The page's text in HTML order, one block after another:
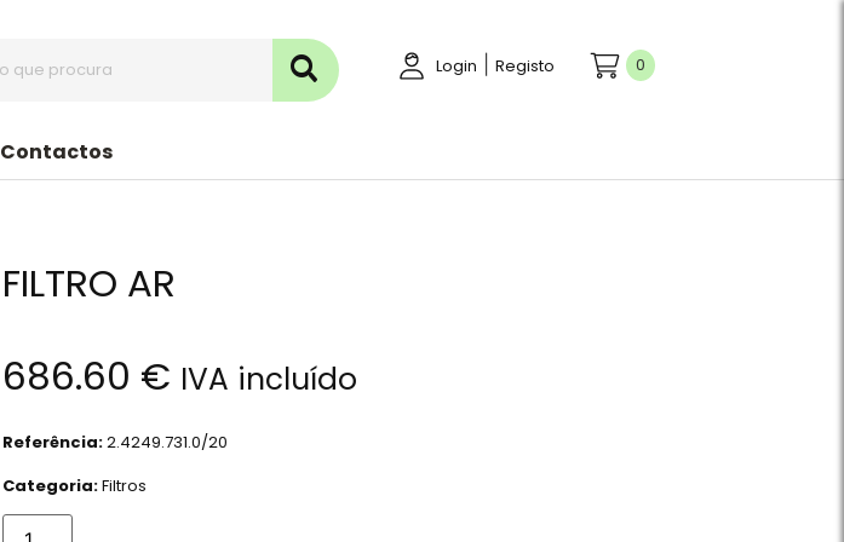
Login Registo 0
Contactos
FILTRO AR
686.60 € IVA incluído
Referência:2.4249.731.0/20
Categoria:Filtros